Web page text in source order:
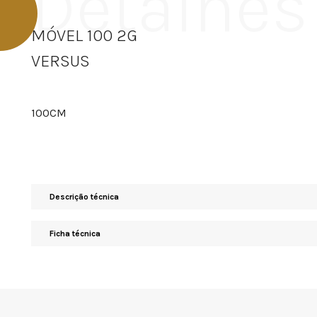
MÓVEL 100 2G
VERSUS
100CM
Descrição técnica
Ficha técnica